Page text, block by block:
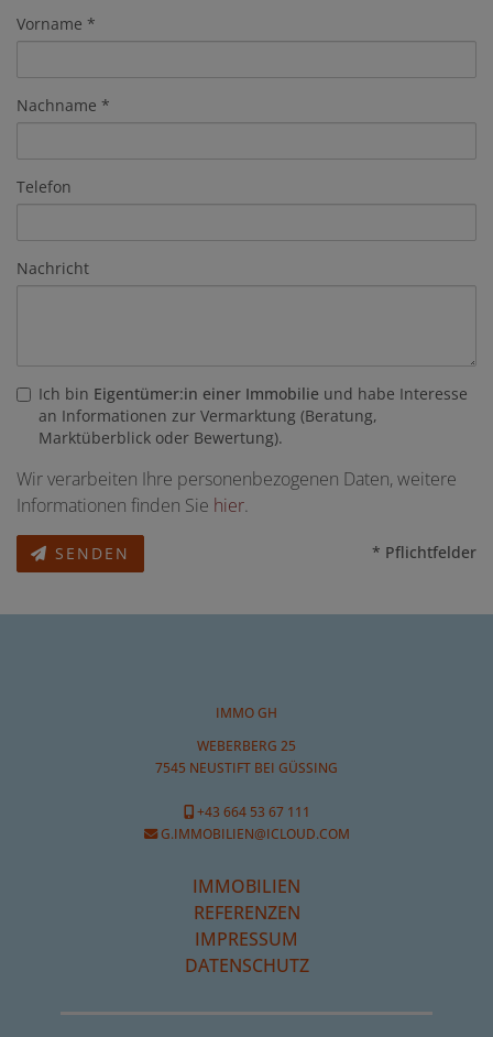
Vorname
Nachname
Telefon
Nachricht
Ich bin Eigentümer:in einer Immobilie und habe Interesse
an Informationen zur Vermarktung (Beratung,
Marktüberblick oder Bewertung).
Wir verarbeiten Ihre personenbezogenen Daten, weitere
Informationen finden Sie hier.
SENDEN * Pflichtfelder
IMMO GH
WEBERBERG 25
7545 NEUSTIFT BEI GÜSSING
+43 664 53 67 111
G.IMMOBILIEN@ICLOUD.COM
IMMOBILIEN
REFERENZEN
IMPRESSUM
DATENSCHUTZ